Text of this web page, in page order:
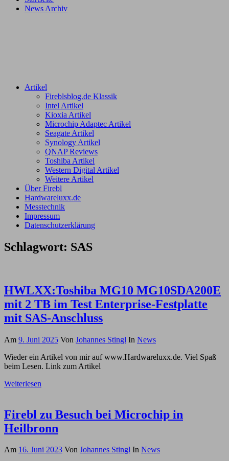
News Archiv
Artikel
Fireblsblog.de Klassik
Intel Artikel
Kioxia Artikel
Microchip Adaptec Artikel
Seagate Artikel
Synology Artikel
QNAP Reviews
Toshiba Artikel
Western Digital Artikel
Weitere Artikel
Über Firebl
Hardwareluxx.de
Messtechnik
Impressum
Datenschutzerklärung
Schlagwort: SAS
HWLXX:Toshiba MG10 MG10SDA200E
mit 2 TB im Test Enterprise-Festplatte
mit SAS-Anschluss
Am 9. Juni 2025 Von Johannes Stingl In News
Wieder ein Artikel von mir auf www.Hardwareluxx.de. Viel Spaß
beim Lesen. Link zum Artikel
Weiterlesen
Firebl zu Besuch bei Microchip in
Heilbronn
Am 16. Juni 2023 Von Johannes Stingl In News